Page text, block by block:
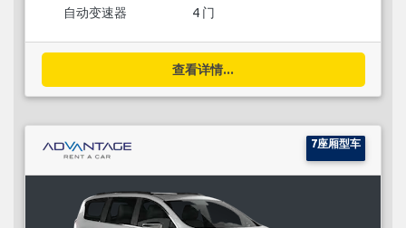
自动变速器 4 门
查看详情...
7座厢型车